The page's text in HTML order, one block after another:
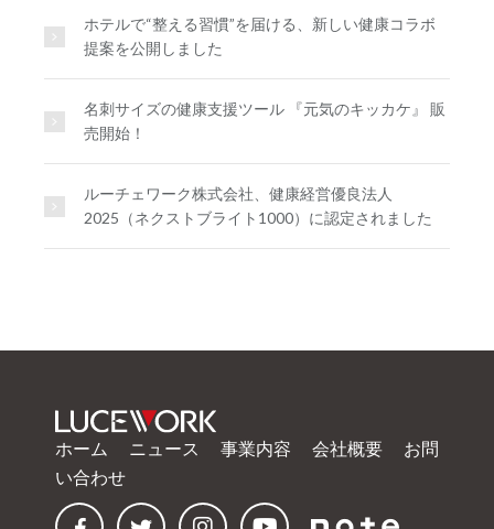
ホテルで“整える習慣”を届ける、新しい健康コラボ
提案を公開しました
名刺サイズの健康支援ツール 『元気のキッカケ』 販
売開始！
ルーチェワーク株式会社、健康経営優良法人
2025（ネクストブライト1000）に認定されました
ホーム ニュース 事業内容 会社概要
お問
い合わせ